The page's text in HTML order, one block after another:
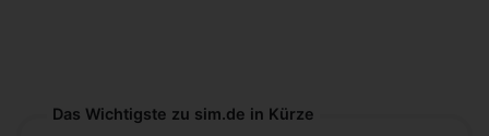
Das Wichtigste zu sim.de in Kürze